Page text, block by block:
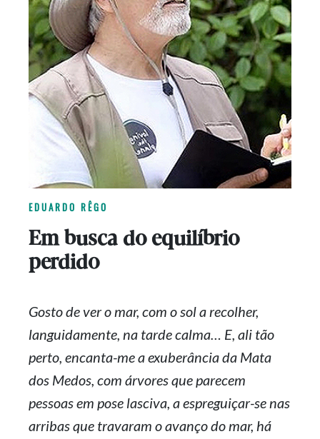
EDUARDO RÊGO
Em busca do equilíbrio
perdido
Gosto de ver o mar, com o sol a recolher,
languidamente, na tarde calma… E, ali tão
perto, encanta-mea exuberância da Mata
dos Medos, com árvores que parecem
pessoas em pose lasciva, aespreguiçar-senas
arribas que travaram o avanço do mar, há